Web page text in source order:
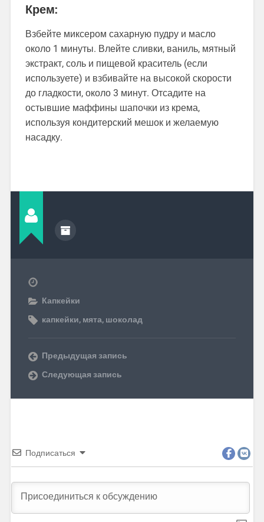
Крем:
Взбейте миксером сахарную пудру и масло
около 1 минуты. Влейте сливки, ваниль, мятный
экстракт, соль и пищевой краситель (если
используете) и взбивайте на высокой скорости
до гладкости, около 3 минут. Отсадите на
остывшие маффины шапочки из крема,
используя кондитерский мешок и желаемую
насадку.
Капкейки
капкейки, мята, шоколад
Предыдущая запись
Следующая запись
Подписаться